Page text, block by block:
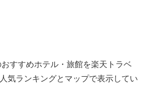
すすめホテル・旅館を楽天トラベ
気ランキングとマップで表示してい